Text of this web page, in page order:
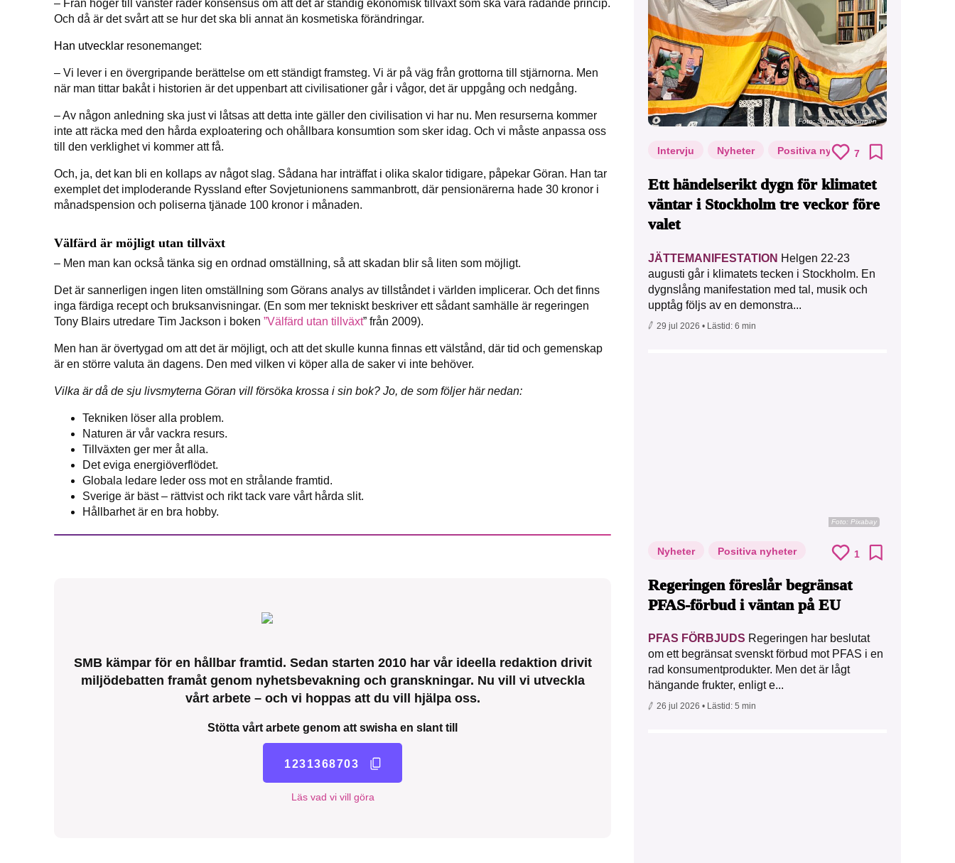
– Från höger till vänster råder konsensus om att det är ständig ekonomisk tillväxt som ska vara rådande princip.
Och då är det svårt att se hur det ska bli annat än kosmetiska förändringar.
Han utvecklar resonemanget:
– Vi lever i en övergripande berättelse om ett ständigt framsteg. Vi är på väg från grottorna till stjärnorna. Men
när man tittar bakåt i historien är det uppenbart att civilisationer går i vågor, det är uppgång och nedgång.
– Av någon anledning ska just vi låtsas att detta inte gäller den civilisation vi har nu. Men resurserna kommer
inte att räcka med den hårda exploatering och ohållbara konsumtion som sker idag. Och vi måste anpassa oss
till den verklighet vi kommer att få.
Och, ja, det kan bli en kollaps av något slag. Sådana har inträffat i olika skalor tidigare, påpekar Göran. Han tar
exemplet det imploderande Ryssland efter Sovjetunionens sammanbrott, där pensionärerna hade 30 kronor i
månadspension och poliserna tjänade 100 kronor i månaden.
Välfärd är möjligt utan tillväxt
– Men man kan också tänka sig en ordnad omställning, så att skadan blir så liten som möjligt.
Det är sannerligen ingen liten omställning som Görans analys av tillståndet i världen implicerar. Och det finns
inga färdiga recept och bruksanvisningar. (En som mer tekniskt beskriver ett sådant samhälle är regeringen
Tony Blairs utredare Tim Jackson i boken ”Välfärd utan tillväxt” från 2009).
Men han är övertygad om att det är möjligt, och att det skulle kunna finnas ett välstånd, där tid och gemenskap
är en större valuta än dagens. Den med vilken vi köper alla de saker vi inte behöver.
Vilka är då de sju livsmyterna Göran vill försöka krossa i sin bok? Jo, de som följer här nedan:
Tekniken löser alla problem.
Naturen är vår vackra resurs.
Tillväxten ger mer åt alla.
Det eviga energiöverflödet.
Globala ledare leder oss mot en strålande framtid.
Sverige är bäst – rättvist och rikt tack vare vårt hårda slit.
Hållbarhet är en bra hobby.
SMB kämpar för en hållbar framtid. Sedan starten 2010 har vår ideella redaktion drivit
miljödebatten framåt genom nyhetsbevakning och granskningar. Nu vill vi utveckla
vårt arbete – och vi hoppas att du vill hjälpa oss.
Stötta vårt arbete genom att swisha en slant till
1231368703
Läs vad vi vill göra
Foto: Supermijöbloggen
Intervju Nyheter Positiva nyheter7
Ett händelserikt dygn för klimatet
väntar i Stockholm tre veckor före
valet
JÄTTEMANIFESTATION Helgen 22-23
augusti går i klimatets tecken i Stockholm. En
dygnslång manifestation med tal, musik och
upptåg följs av en demonstra...
29 jul 2026 • Lästid: 6 min
Foto: Pixabay
Nyheter Positiva nyheter 1
Regeringen föreslår begränsat
PFAS-förbud i väntan på EU
PFAS FÖRBJUDS Regeringen har beslutat
om ett begränsat svenskt förbud mot PFAS i en
rad konsumentprodukter. Men det är lågt
hängande frukter, enligt e...
26 jul 2026 • Lästid: 5 min